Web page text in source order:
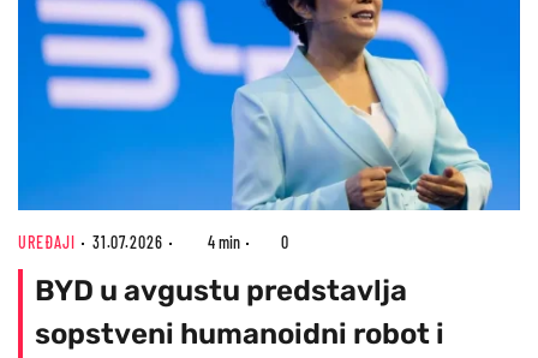
UREĐAJI 31.07.2026 4 min 0
BYD u avgustu predstavlja
sopstveni humanoidni robot i